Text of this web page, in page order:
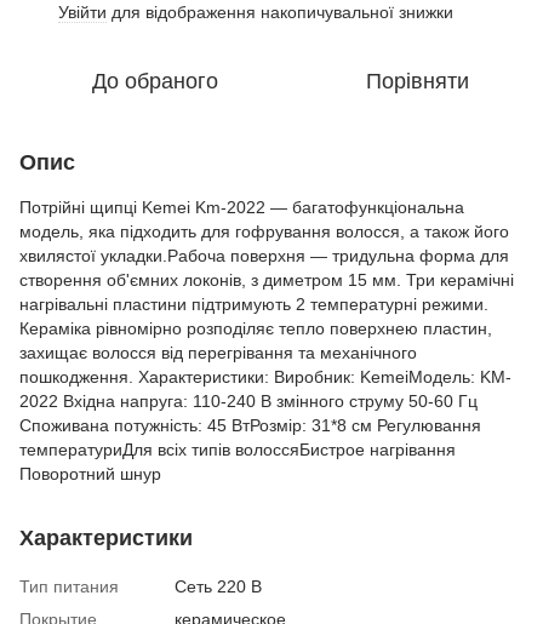
Увійти для відображення накопичувальної знижки
До обраного Порівняти
Опис
Потрійні щипці Kemei Km-2022 — багатофункціональна
модель, яка підходить для гофрування волосся, а також його
хвилястої укладки.Рабоча поверхня — тридульна форма для
створення об'ємних локонів, з диметром 15 мм. Три керамічні
нагрівальні пластини підтримують 2 температурні режими.
Кераміка рівномірно розподіляє тепло поверхнею пластин,
захищає волосся від перегрівання та механічного
пошкодження. Характеристики: Виробник: KemeiМодель: KM-
2022 Вхідна напруга: 110-240 В змінного струму 50-60 Гц
Споживана потужність: 45 ВтРозмір: 31*8 см Регулювання
температуриДля всіх типів волоссяБистрое нагрівання
Поворотний шнур
Характеристики
Тип питания
Сеть 220 В
Покрытие
керамическое